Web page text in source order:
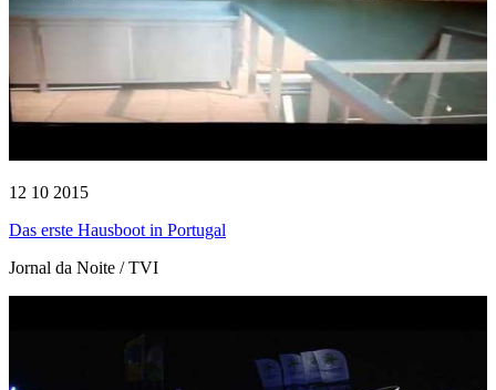
12 10 2015
Das erste Hausboot in Portugal
Jornal da Noite / TVI